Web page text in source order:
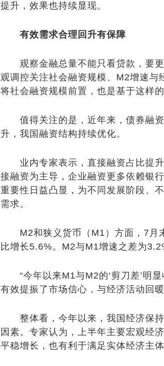
提升，效果也持续显现。
有效需求合理回升有保障
观察金融总量不能只看贷款，要更
观调控关注社会融资规模、M2增速与
将社会融资规模前置，也是基于这样的
值得关注的是，近年来，债券融资
升，我国融资结构持续优化。
业内专家表示，直接融资占比提升
接融资为主导，企业融资更多依赖银
重要性日益凸显，为不同发展阶段、
需求。
M2和狭义货币（M1）方面，7月
比增长5.6%。M2与M1增速之差为
“今年以来M1与M2的‘剪刀差’明显
有效提振了市场信心，与经济活动回
整体看，今年以来，我国经济保持
因素。专家认为，上半年主要宏观经
平稳增长，也有利于满足实体经济主